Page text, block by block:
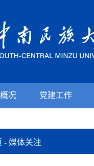
况 党建工作
- 媒体关注